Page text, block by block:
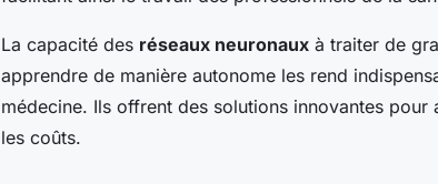
La capacité des réseaux neuronaux à traiter de
apprendre de manière autonome les rend
médecine. Ils offrent des solutions innovantes
les coûts.